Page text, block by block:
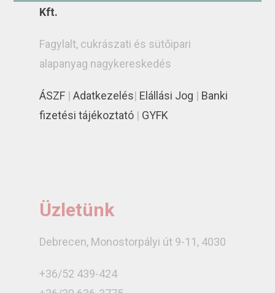
Kft.
Fagylalt, cukrászati és sütőipari
alapanyag nagykereskedés
ÁSZF | Adatkezelés| Elállási Jog | Banki
fizetési tájékoztató | GYFK
Üzletünk
Debrecen, Monostorpályi út 9-11, 4030
+36/52 439-424